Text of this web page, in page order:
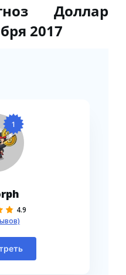
Доллар
2017
1
4.9